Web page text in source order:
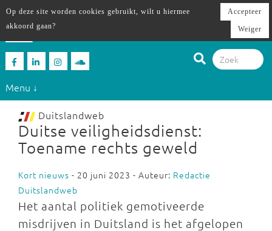
Menu ↓
Duitslandweb
Duitse veiligheidsdienst:
Toename rechts geweld
Kort nieuws - 20 juni 2023 - Auteur: Redactie
Duitslandweb
Het aantal politiek gemotiveerde
misdrijven in Duitsland is het afgelopen
Op deze site worden cookies gebruikt, wilt u hiermee
akkoord gaan?
Accepteer
Weiger